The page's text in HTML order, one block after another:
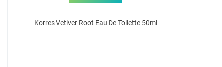
Korres Vetiver Root Eau De Toilette 50ml